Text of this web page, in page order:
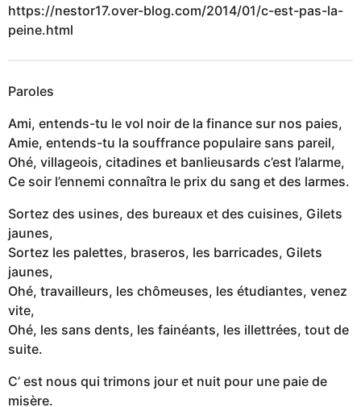
https://nestor17.over-blog.com/2014/01/c-est-pas-la-
peine.html
Paroles
Ami, entends-tu le vol noir de la finance sur nos paies,
Amie, entends-tu la souffrance populaire sans pareil,
Ohé, villageois, citadines et banlieusards c’est l’alarme,
Ce soir l’ennemi connaîtra le prix du sang et des larmes.
Sortez des usines, des bureaux et des cuisines, Gilets
jaunes,
Sortez les palettes, braseros, les barricades, Gilets
jaunes,
Ohé, travailleurs, les chômeuses, les étudiantes, venez
vite,
Ohé, les sans dents, les fainéants, les illettrées, tout de
suite.
C’ est nous qui trimons jour et nuit pour une paie de
misère.